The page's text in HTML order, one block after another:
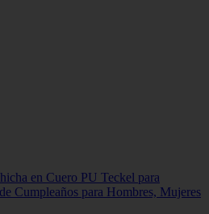
en Cuero PU Teckel para
Cumpleaños para Hombres, Mujeres